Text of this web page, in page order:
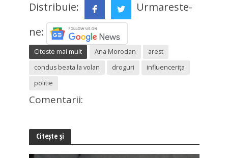
Distribuie:
Urmareste-
ne:
Citeste mai mult Ana Morodan
arest
condus beata la volan
droguri
influencerița
politie
Comentarii:
Citește și